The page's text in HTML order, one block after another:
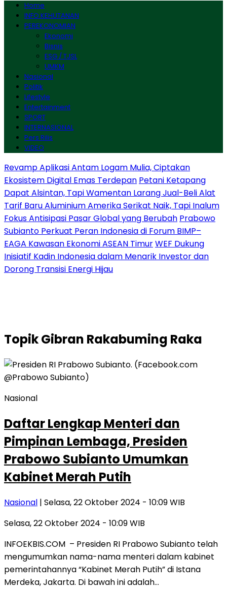
Home
INFO KEHUTANAN
PEREKONOMIAN
Ekonomi
Bisnis
ESG / TJSL
UMKM
Nasional
Politik
Lifestyle
Entertainment
SPORT
INTERNASIONAL
Pers Rilis
VIDEO
Revamp Aplikasi Antam Logam Mulia, Ciptakan
Ekosistem Digital Emas Terdepan Petani Ketapang
Dapat Alsintan, Tapi Wamentan Larang Jual-Beli Alat
Tarif Baru Aluminium Amerika Serikat Naik, Tapi Inalum
Fokus Antisipasi Pasar Global yang Berubah Prabowo
Subianto Perkuat Peran Indonesia di Forum BIMP–
EAGA Kawasan Ekonomi ASEAN TimurWEF Dukung
Inisiatif Kadin Indonesia dalam Menarik Investor dan
Dorong Transisi Energi Hijau
TopikGibran Rakabuming Raka
Nasional
Daftar Lengkap Menteri dan
Pimpinan Lembaga, Presiden
Prabowo Subianto Umumkan
Kabinet Merah Putih
Nasional | Selasa, 22 Oktober 2024 - 10:09 WIB
Selasa, 22 Oktober 2024 - 10:09 WIB
INFOEKBIS.COM – Presiden RI Prabowo Subianto telah
mengumumkan nama-nama menteri dalam kabinet
pemerintahannya “Kabinet Merah Putih” di Istana
Merdeka, Jakarta. Di bawah ini adalah…